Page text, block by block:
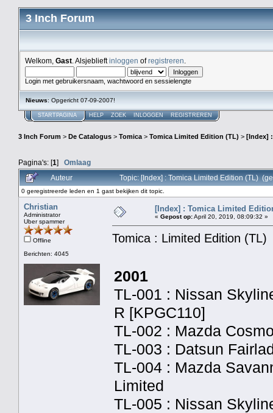
3 Inch Forum
Welkom, Gast . Alsjeblieftinloggen ofregistreren
Login met gebruikersnaam, wachtwoord en sessielengte
Nieuws: Opgericht 07-09-2007!
STARTPAGINA HELP ZOEK INLOGGEN REGISTREREN
3 Inch Forum > De Catalogus > Tomica > Tomica Limited Edition (TL) > [Index]
Pagina's: [1] Omlaag
Auteur
Topic: [Index] : Tomica Limited Edition (TL)
0 geregistreerde leden en 1 gast bekijken dit topic.
Christian
Administrator
Uber spammer
Offline
Berichten: 4045
[Index] : Tomica Limited
« Gepost op:April 20, 2019, 08:09:32 »
Tomica : Limited Edition (TL)
2001
TL-001 : Nissan
R [KPGC110]
TL-002 : Mazda
TL-003 : Datsun
TL-004 : Mazda
Limited
TL-005 : Nissan